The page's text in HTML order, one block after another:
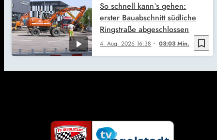
bookmark_border
4. Aug. 2026 16:38 03:03 Min.
So schnell kann`s gehen:
erster Bauabschnitt südliche
Ringstraße abgeschlossen